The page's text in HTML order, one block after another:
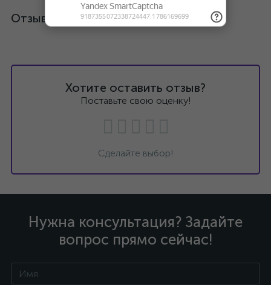
Отзывы
Хотите оставить отзыв?
Поставьте свою оценку!
Сделайте выбор!
Нужна консультация? Задайте
вопрос прямо сейчас!